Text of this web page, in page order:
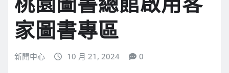
家圖書專區
新聞中心 10 月 21, 2024 0